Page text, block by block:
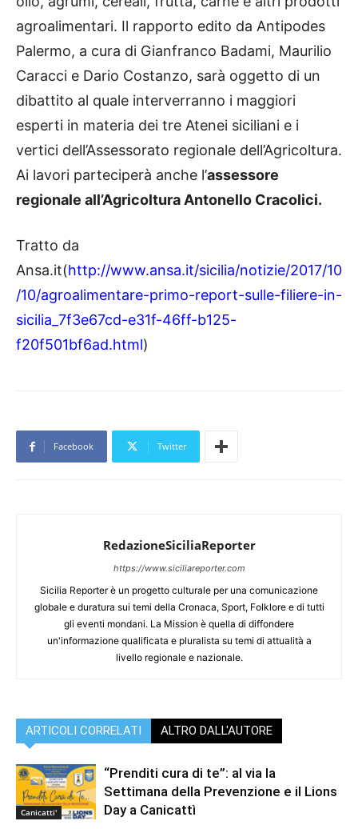
agroalimentari. Il rapporto edito da Antipodes
Palermo, a cura di Gianfranco Badami, Maurilio
Caracci e Dario Costanzo, sarà oggetto di un
dibattito al quale interverranno i maggiori
esperti in materia dei tre Atenei siciliani e i
vertici dell’Assessorato regionale dell’Agricoltura.
Ai lavori parteciperà anche l’assessore
regionale all’Agricoltura Antonello Cracolici.
Tratto da
Ansa.it(http://www.ansa.it/sicilia/notizie/2017/10
/10/agroalimentare-primo-report-sulle-filiere-in-
sicilia_7f3e67cd-e31f-46ff-b125-
f20f501bf6ad.html)
Facebook Twitter
RedazioneSiciliaReporter
https://www.siciliareporter.com
Sicilia Reporter è un progetto culturale per una comunicazione
globale e duratura sui temi della Cronaca, Sport, Folklore e di tutti
gli eventi mondani. La Mission è quella di diffondere
un'informazione qualificata e pluralista su temi di attualità a
livello regionale e nazionale.
ARTICOLI CORRELATI ALTRO DALL'AUTORE
Canicatti'
“Prenditi cura di te”: al via la
Settimana della Prevenzione e il Lions
Day a Canicattì